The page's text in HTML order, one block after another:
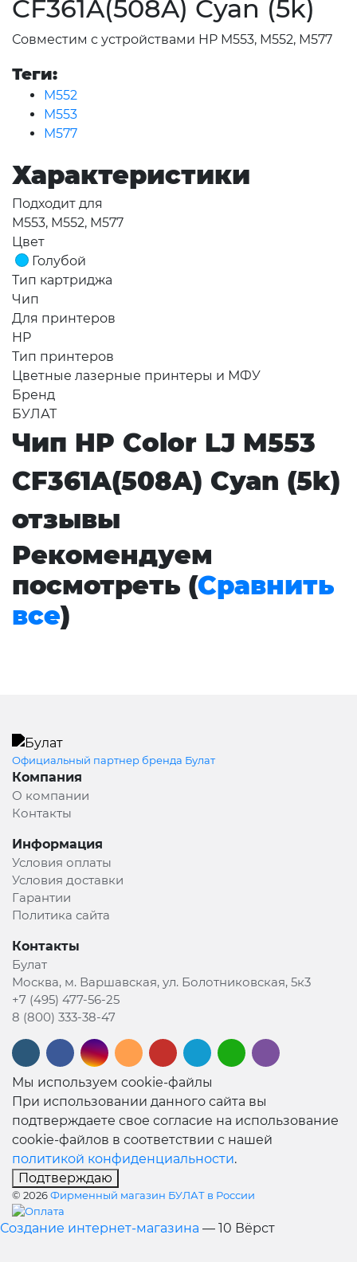
CF361A(508A) Cyan (5k)
Совместим с устройствами HP M553, M552, M577
Теги:
M552
M553
M577
Характеристики
Подходит для
M553, M552, M577
Цвет
Голубой
Тип картриджа
Чип
Для принтеров
HP
Тип принтеров
Цветные лазерные принтеры и МФУ
Бренд
БУЛАТ
Чип HP Color LJ M553
CF361A(508A) Cyan (5k)
отзывы
Рекомендуем
посмотреть (Сравнить
все)
Официальный партнер бренда Булат
Компания
О компании
Контакты
Информация
Условия оплаты
Условия доставки
Гарантии
Политика сайта
Контакты
Булат
Москва, м. Варшавская, ул. Болотниковская, 5к3
+7 (495) 477-56-25
8 (800) 333-38-47
Мы используем cookie-файлы
При использовании данного сайта вы
подтверждаете свое согласие на использование
cookie-файлов в соответствии с нашей
политикой конфиденциальности.
Подтверждаю
© 2026Фирменный магазин БУЛАТ в России
Создание интернет-магазина — 10 Вёрст